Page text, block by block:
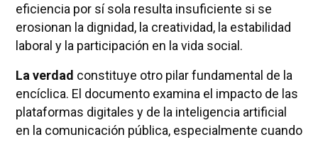
eficiencia por sí sola resulta insuficiente si se
erosionan la dignidad, la creatividad, la estabilidad
laboral y la participación en la vida social.
La verdad constituye otro pilar fundamental de la
encíclica. El documento examina el impacto de las
plataformas digitales y de la inteligencia artificial
en la comunicación pública, especialmente cuando